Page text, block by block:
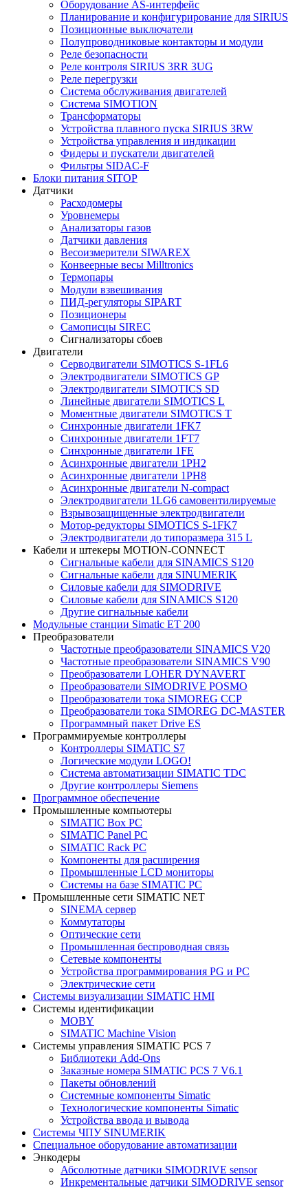
Оборудование AS-интерфейс
Планирование и конфигурирование для SIRIUS
Позиционные выключатели
Полупроводниковые контакторы и модули
Реле безопасности
Реле контроля SIRIUS 3RR 3UG
Реле перегрузки
Сиcтема обслуживания двигателей
Система SIMOTION
Трансформаторы
Устройства плавного пуска SIRIUS 3RW
Устройства управления и индикации
Фидеры и пускатели двигателей
Фильтры SIDAC-F
Блоки питания SITOP
Датчики
Расходомеры
Уровнемеры
Анализаторы газов
Датчики давления
Весоизмерители SIWAREX
Конвеерные весы Milltronics
Термопары
Модули взвешивания
ПИД-регуляторы SIPART
Позиционеры
Самописцы SIREC
Сигнализаторы сбоев
Двигатели
Серводвигатели SIMOTICS S-1FL6
Электродвигатели SIMOTICS GP
Электродвигатели SIMOTICS SD
Линейные двигатели SIMOTICS L
Моментные двигатели SIMOTICS T
Синхронные двигатели 1FK7
Синхронные двигатели 1FT7
Синхронные двигатели 1FE
Асинхронные двигатели 1PH2
Асинхронные двигатели 1PH8
Асинхронные двигатели N-compact
Электродвигатели 1LG6 cамовентилируемые
Взрывозащищенные электродвигатели
Мотор-редукторы SIMOTICS S-1FK7
Электродвигатели до типоразмера 315 L
Кабели и штекеры MOTION-CONNECT
Сигнальные кабели для SINAMICS S120
Сигнальные кабели для SINUMERIK
Силовые кабели для SIMODRIVE
Силовые кабели для SINAMICS S120
Другие сигнальные кабели
Модульные станции Simatic ET 200
Преобразователи
Частотные преобразователи SINAMICS V20
Частотные преобразователи SINAMICS V90
Преобразователи LOHER DYNAVERT
Преобразователи SIMODRIVE POSMO
Преобразователи тока SIMOREG CCP
Преобразователи тока SIMOREG DC-MASTER
Программный пакет Drive ES
Программируемые контроллеры
Контроллеры SIMATIC S7
Логические модули LOGO!
Система автоматизации SIMATIC TDC
Другие контроллеры Siemens
Программное обеспечение
Промышленные компьютеры
SIMATIC Box PC
SIMATIC Panel PС
SIMATIC Rack PC
Компоненты для расширения
Промышленные LCD мониторы
Системы на базе SIMATIC PC
Промышленные сети SIMATIC NET
SINEMA сервер
Коммутаторы
Оптические сети
Промышленная беспроводная связь
Сетевые компоненты
Устройства программирования PG и PC
Электрические сети
Системы визуализации SIMATIC HMI
Системы идентификации
MOBY
SIMATIC Machine Vision
Системы управления SIMATIC PCS 7
Библиотеки Add-Ons
Заказные номера SIMATIC PCS 7 V6.1
Пакеты обновлений
Системные компоненты Simatic
Технологические компоненты Simatic
Устройства ввода и вывода
Системы ЧПУ SINUMERIK
Специальное оборудование автоматизации
Энкодеры
Абсолютные датчики SIMODRIVE sensor
Инкрементальные датчики SIMODRIVE sensor